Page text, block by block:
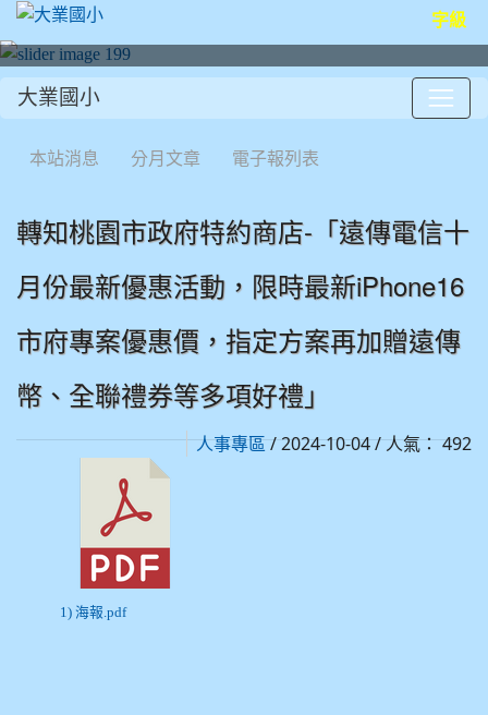
字級
大業國小
本站消息 分月文章 電子報列表
轉知桃園市政府特約商店-「遠傳電信十
月份最新優惠活動，限時最新iPhone16
市府專案優惠價，指定方案再加贈遠傳
幣、全聯禮券等多項好禮」
人事專區/ 2024-10-04 / 人氣： 492
1) 海報.pdf